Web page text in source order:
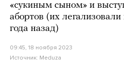
«сукиным сыном» и
абортов (их легализовали
года назад)
09:45, 18 ноября 2023
Источник: Meduza